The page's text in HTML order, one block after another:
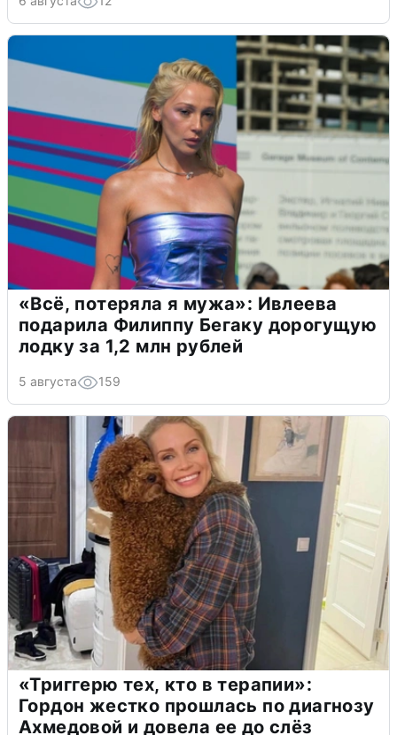
«Всё, потеряла я мужа»: Ивлеева
подарила Филиппу Бегаку дорогущую
лодку за 1,2 млн рублей
5 августа 159
«Триггерю тех, кто в терапии»:
Гордон жестко прошлась по диагнозу
Ахмедовой и довела ее до слёз